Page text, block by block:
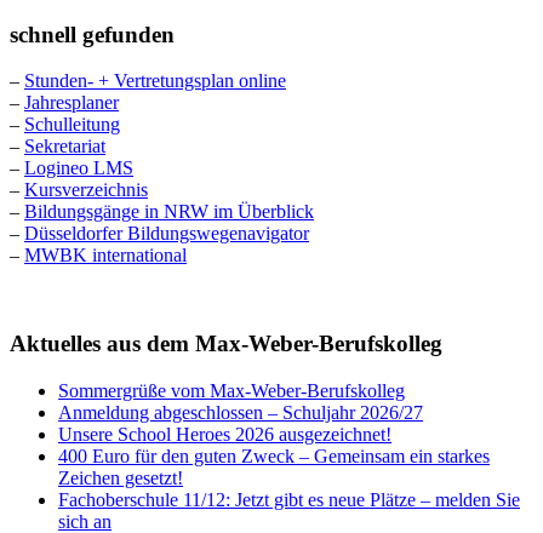
schnell gefunden
– Stunden- + Vertretungsplan online
– Jahresplaner
– Schulleitung
– Sekretariat
– Logineo LMS
– Kursverzeichnis
– Bildungsgänge in NRW im Überblick
– Düsseldorfer Bildungswegenavigator
– MWBK international
Aktuelles aus dem Max-Weber-Berufskolleg
Sommergrüße vom Max-Weber-Berufskolleg
Anmeldung abgeschlossen – Schuljahr 2026/27
Unsere School Heroes 2026 ausgezeichnet!
400 Euro für den guten Zweck – Gemeinsam ein starkes
Zeichen gesetzt!
Fachoberschule 11/12: Jetzt gibt es neue Plätze – melden Sie
sich an